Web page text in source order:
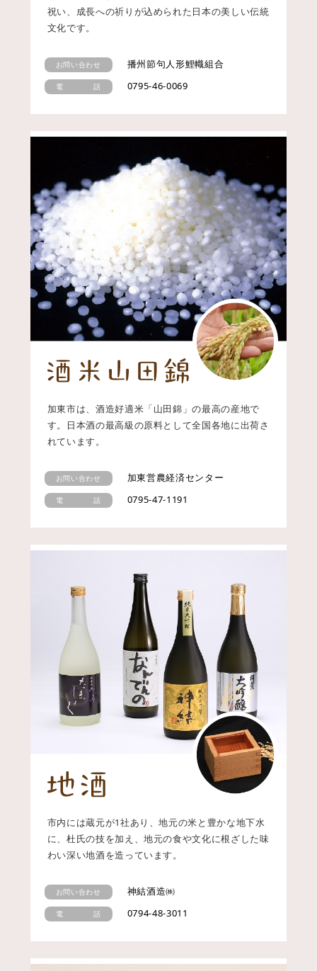
祝い、成長への祈りが込められた日本の美しい伝統
文化です。
お問い合わせ 播州節句人形鯉幟組合
電 話 0795-46-0069
加東市は、酒造好適米「山田錦」の最高の産地で
す。日本酒の最高級の原料として全国各地に出荷さ
れています。
お問い合わせ 加東営農経済センター
電 話 0795-47-1191
市内には蔵元が1社あり、地元の米と豊かな地下水
に、杜氏の技を加え、地元の食や文化に根ざした味
わい深い地酒を造っています。
お問い合わせ 神結酒造㈱
電 話 0794-48-3011